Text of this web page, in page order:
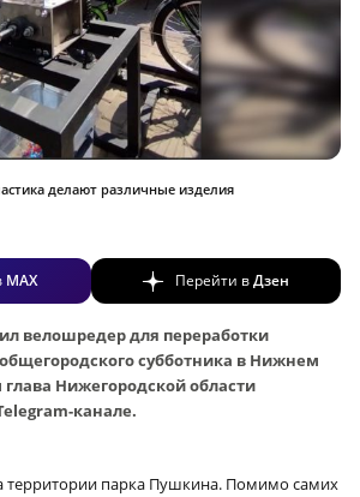
делают различные изделия
MAX Перейти вДзен
велошредер для переработки
субботника в Нижнем
Нижегородской области
канале.
территории парка Пушкина. Помимо самих